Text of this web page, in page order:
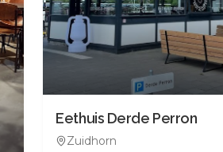
Eethuis Derde Perron
Zuidhorn